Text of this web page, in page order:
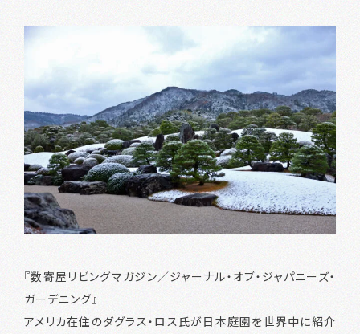
『数寄屋リビングマガジン／ジャーナル・オブ・ジャパニーズ・
ガーデニング』
アメリカ在住のダグラス・ロス氏が日本庭園を世界中に紹介